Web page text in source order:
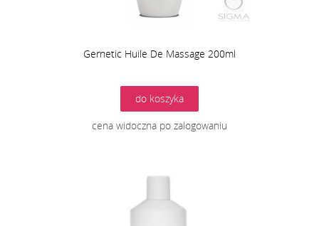
Gernetic Huile De Massage 200ml
do koszyka
cena widoczna po zalogowaniu